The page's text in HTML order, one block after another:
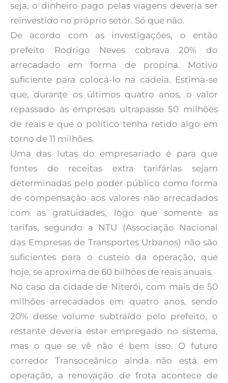
seja, o dinheiro pago pelas viagens deveria ser
reinvestido no próprio setor. Só que não.
De acordo com as investigações, o então
prefeito Rodrigo Neves cobrava 20% do
arrecadado em forma de propina. Motivo
suficiente para colocá-lo na cadeia. Estima-se
que, durante os últimos quatro anos, o valor
repassado às empresas ultrapasse 50 milhões
de reais e que o político tenha retido algo em
torno de 11 milhões.
Uma das lutas do empresariado é para que
fontes de receitas extra tarifárias sejam
determinadas pelo poder público como forma
de compensação aos valores não arrecadados
com as gratuidades, logo que somente as
tarifas, segundo a NTU (Associação Nacional
das Empresas de Transportes Urbanos) não são
suficientes para o custeio da operação, que
hoje, se aproxima de 60 bilhões de reais anuais.
No caso da cidade de Niterói, com mais de 50
milhões arrecadados em quatro anos, sendo
20% desse volume subtraído pelo prefeito, o
restante deveria estar empregado no sistema,
mas o que se vê não é bem isso. O futuro
corredor Transoceânico ainda não está em
operação, a renovação de frota acontece de